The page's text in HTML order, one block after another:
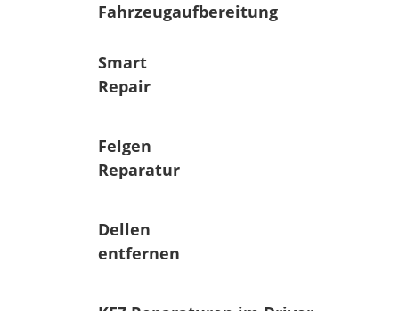
Fahrzeugaufbereitung
Smart
Repair
Felgen
Reparatur
Dellen
entfernen